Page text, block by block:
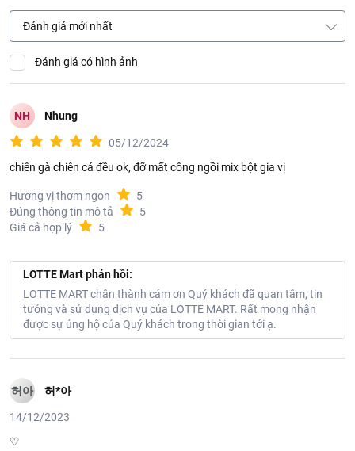
Đánh giá mới nhất
Đánh giá có hình ảnh
NH Nhung
05/12/2024
chiên gà chiên cá đều ok, đỡ mất công ngồi mix bột gia vị
Hương vị thơm ngon
5
Đúng thông tin mô tả
5
Giá cả hợp lý
5
LOTTE Mart phản hồi:
LOTTE MART chân thành cám ơn Quý khách đã quan tâm, tin
tưởng và sử dụng dịch vụ của LOTTE MART. Rất mong nhận
được sự ủng hộ của Quý khách trong thời gian tới ạ.
허아 허*아
14/12/2023
♡